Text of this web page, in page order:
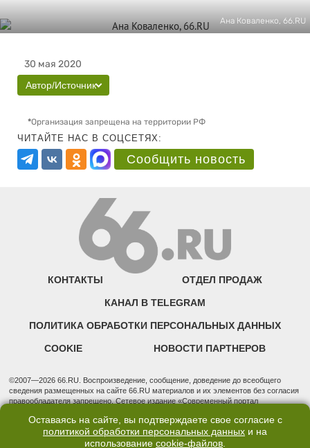
Ана Коваленко, 66.RU
30 мая 2020
Автор/Источник
*Организация запрещена на территории РФ
ЧИТАЙТЕ НАС В СОЦСЕТЯХ:
Сообщить новость
КОНТАКТЫ ОТДЕЛ ПРОДАЖ
КАНАЛ В TELEGRAM
ПОЛИТИКА ОБРАБОТКИ ПЕРСОНАЛЬНЫХ ДАННЫХ
COOKIE НОВОСТИ ПАРТНЕРОВ
©2007—2026 66.RU. Воспроизведение, сообщение, доведение до всеобщего
сведения размещенных на сайте 66.RU материалов и их элементов без согласия
правообладателя запрещено. Сетевое издание «Современный портал
надзору в сфере связи, информационных технологий и массовых коммуникаций
(Роскомнадзор). Регистрационный номер ЭЛ № ФС 77 - 76634 от 02.09.2019
Учредитель: Общество с ограниченной ответственностью "66.ру". Юридический
Оставаясь на сайте, вы подтверждаете свое согласие с
политикой обработки персональных данных и на
использование cookie-файлов.